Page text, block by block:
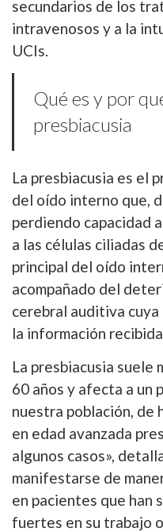
secundarios de los
intravenosos y a la
UCIs.
Qué es y por
presbiacusia
La presbiacusia es el
del oído interno que,
perdiendo capacidad
a las células ciliadas
principal del oído
acompañado del
cerebral auditiva
la información
La presbiacusia
60 años y afecta a un
nuestra población, de
en edad avanzada
algunos casos»,
manifestarse de
en pacientes que han
fuertes en su trabajo